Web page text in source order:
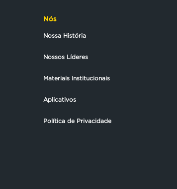
Nós
Nossa História
Nossos Líderes
Materiais Institucionais
Aplicativos
Política de Privacidade